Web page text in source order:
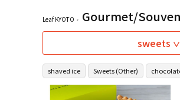
Leaf KYOTO Gourmet/
sweets
shaved ice Sweets (Other)